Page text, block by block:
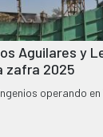
Aguilares y
zafra 2025
operando en